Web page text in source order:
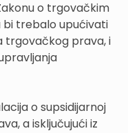
o trgovačkim
bi trebalo upućivati
trgovačkog prava, i
o supsidijarnoj
a isključujući iz